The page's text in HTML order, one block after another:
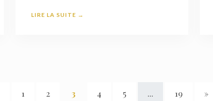
LIRE LA SUITE →
1 2 3 4 5 ... 19 »